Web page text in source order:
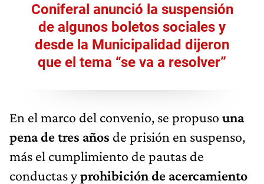
Coniferal anunció la suspensión
de algunos boletos sociales y
desde la Municipalidad dijeron
que el tema “se va a resolver”
En el marco del convenio, se propuso una
pena de tres años de prisión en suspenso,
más el cumplimiento de pautas de
conductas yprohibición de acercamiento